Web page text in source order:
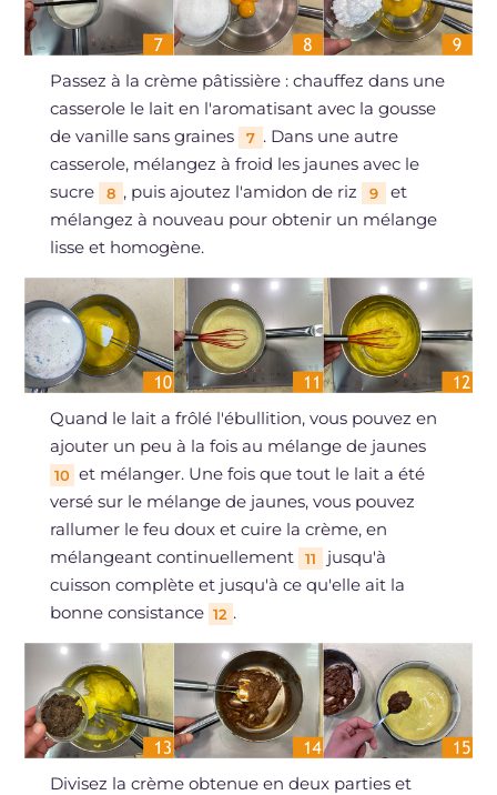
Passez à la crème pâtissière : chauffez dans une
casserole le lait en l'aromatisant avec la gousse
de vanille sans graines
7 . Dans une autre
casserole, mélangez à froid les jaunes avec le
sucre
8 , puis ajoutez l'amidon de riz 9
et
mélangez à nouveau pour obtenir un mélange
lisse et homogène.
Quand le lait a frôlé l'ébullition, vous pouvez en
ajouter un peu à la fois au mélange de jaunes
10 et mélanger. Une fois que tout le lait a été
versé sur le mélange de jaunes, vous pouvez
rallumer le feu doux et cuire la crème, en
mélangeant continuellement
11
jusqu'à
cuisson complète et jusqu'à ce qu'elle ait la
bonne consistance 12 .
Divisez la crème obtenue en deux parties et